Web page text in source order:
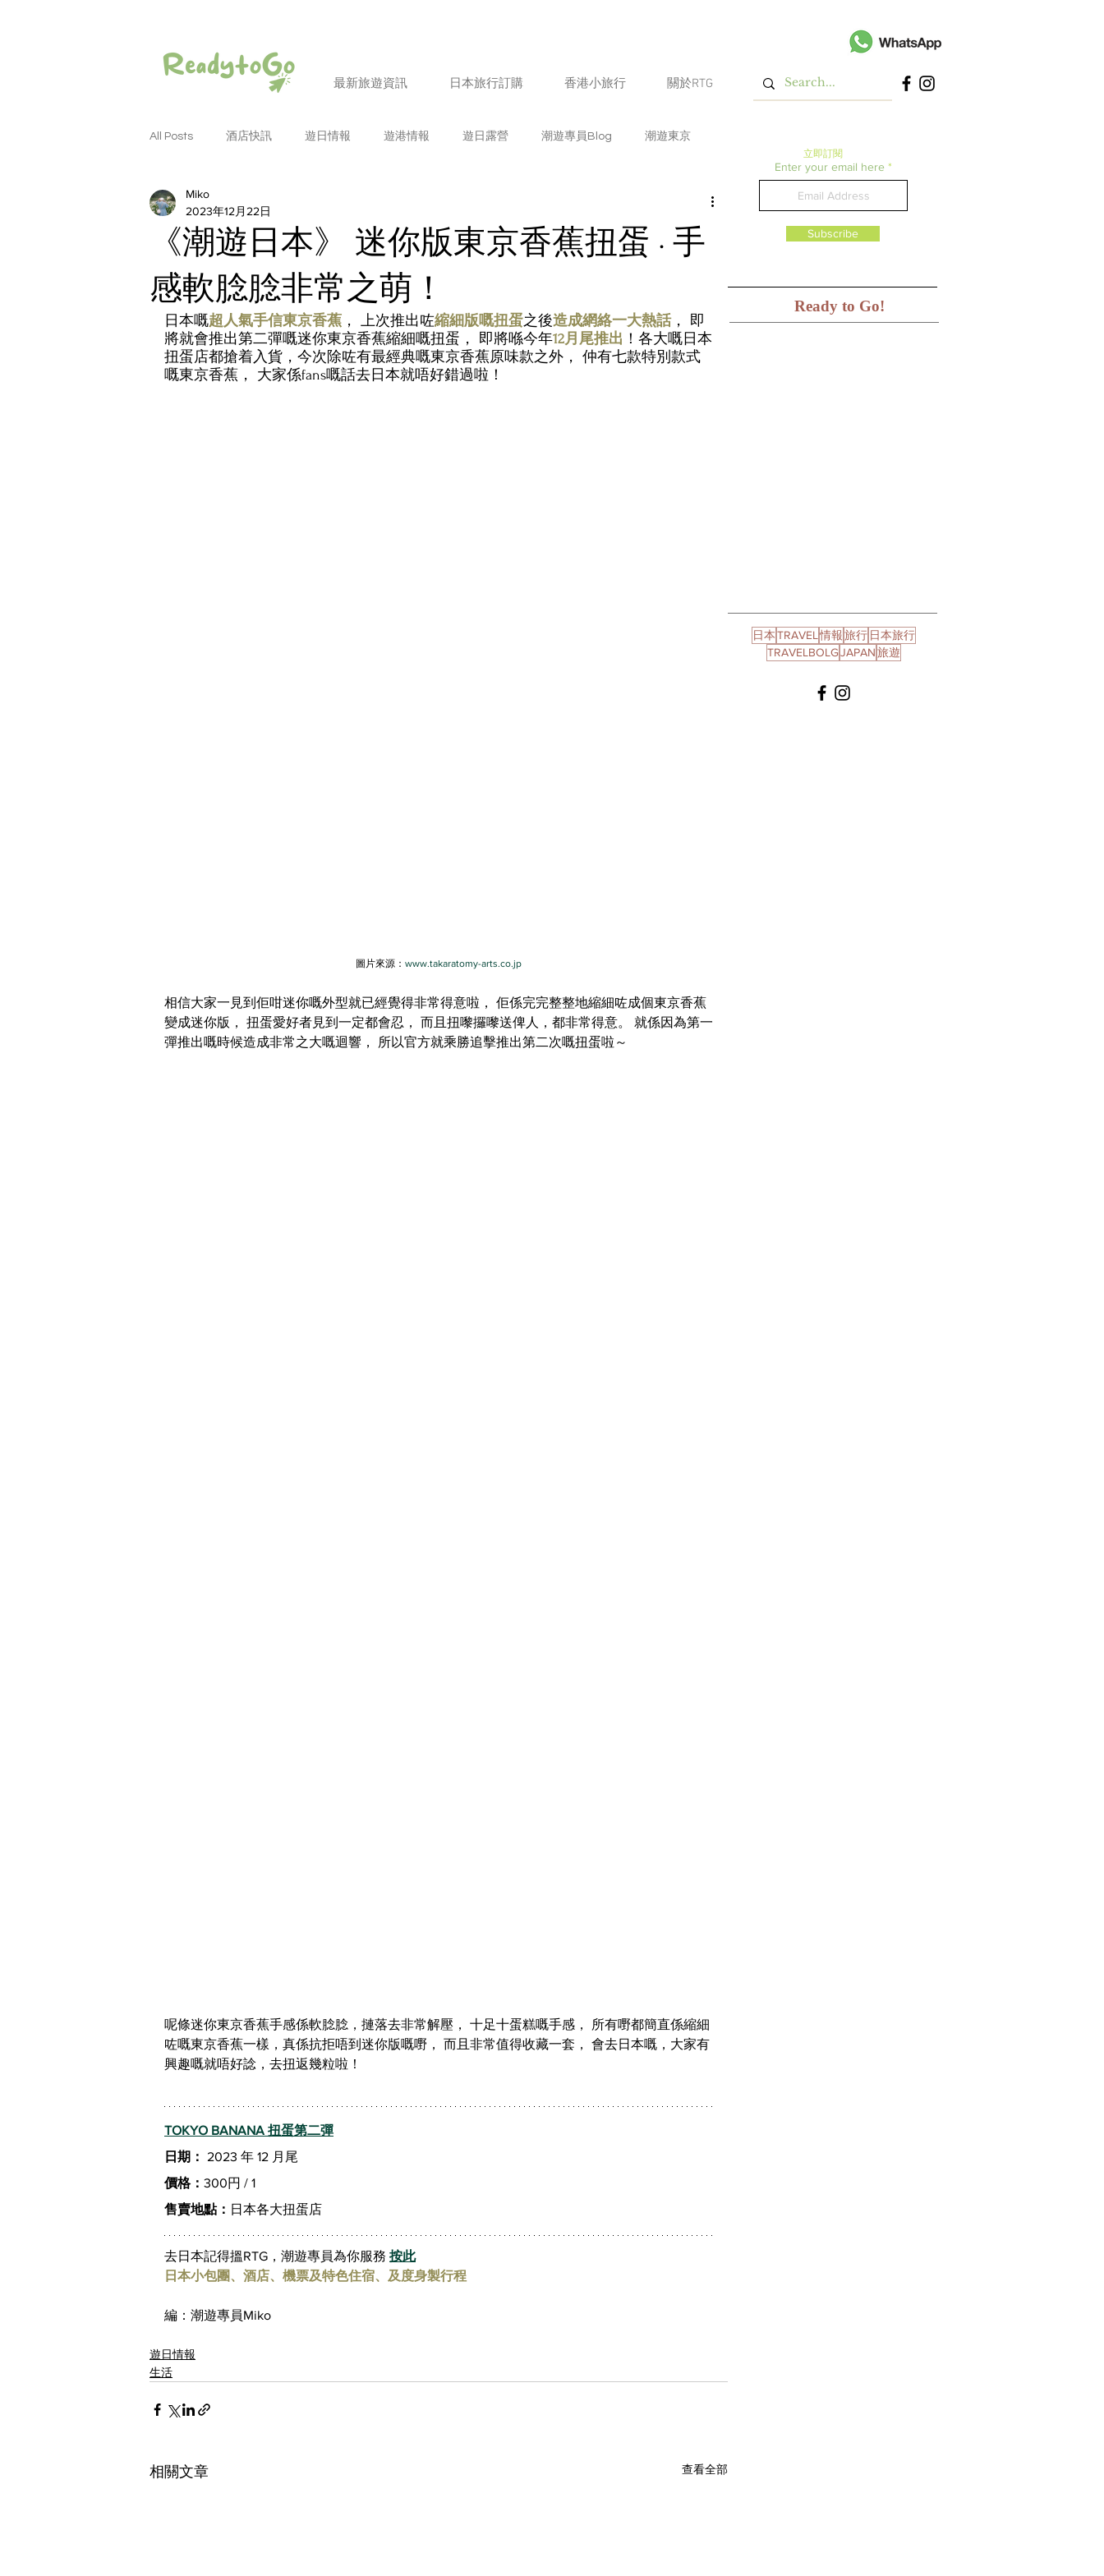
最新旅遊資訊 日本旅行訂購 香港小旅行 關於RTG
All Posts 酒店快訊 遊日情報 遊港情報 遊日露營 潮遊專員Blog 潮遊東京
潮遊和歌山
潮遊四國 潮遊岡山 潮遊熊本 潮遊石川 潮遊佐賀 日本飲食情報 生活
《潮遊日本》 迷你版東京香蕉扭蛋 · 手
感軟腍腍非常之萌！
Miko
2023年12月22日
日本嘅超人氣手信東京香蕉 ， 上次推出咗縮細版嘅扭蛋之後造成網絡一大熱話， 即
將就會推出第二彈嘅迷你東京香蕉縮細嘅扭蛋， 即將喺今年12月尾推出 ！各大嘅日本
扭蛋店都搶着入貨，今次除咗有最經典嘅東京香蕉原味款之外， 仲有七款特別款式
嘅東京香蕉， 大家係fans嘅話去日本就唔好錯過啦！
圖片來源： www.takaratomy-arts.co.jp
相信大家一見到佢咁迷你嘅外型就已經覺得非常得意啦， 佢係完完整整地縮細咗成個東京香蕉
變成迷你版， 扭蛋愛好者見到一定都會忍， 而且扭嚟攞嚟送俾人，都非常得意。 就係因為第一
彈推出嘅時候造成非常之大嘅迴響， 所以官方就乘勝追擊推出第二次嘅扭蛋啦～
呢條迷你東京香蕉手感係軟腍腍，摙落去非常解壓， 十足十蛋糕嘅手感， 所有嘢都簡直係縮細
咗嘅東京香蕉一樣，真係抗拒唔到迷你版嘅嘢， 而且非常值得收藏一套， 會去日本嘅，大家有
興趣嘅就唔好諗，去扭返幾粒啦！
TOKYO BANANA 扭蛋第二彈
日期：
2023 年 12 月尾
價格： 300円 / 1
售賣地點： 日本各大扭蛋店
去日本記得搵RTG，潮遊專員為你服務 按此
日本小包團、酒店、機票及特色住宿、及度身製行程
編：潮遊專員Miko
遊日情報
生活
相關文章 查看全部
Ready to Go!
日本TRAVEL 情報旅行 日本旅行
TRAVELBOLGJAPAN旅遊
立即​訂閱
Enter your email here
Subscribe